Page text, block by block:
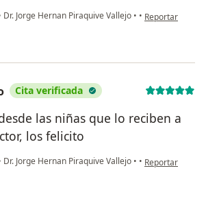
Dr. Jorge Hernan Piraquive Vallejo • • en opinión del
Reportar
Cita verificada
las niñas que lo reciben a
los felicito
Dr. Jorge Hernan Piraquive Vallejo • • en opinión del
Reportar